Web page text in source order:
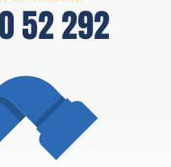
52 292